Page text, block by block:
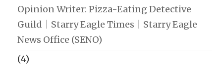
Opinion Writer: Pizza-Eating Detective
Guild｜Starry Eagle Times｜Starry Eagle
News Office (SENO)
(4)